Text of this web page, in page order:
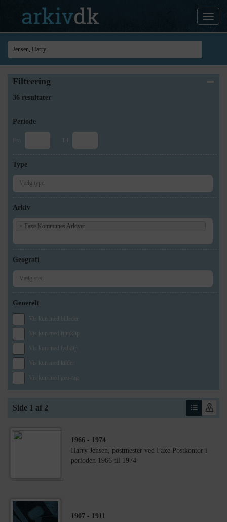
Filtrering
36 resultater
Periode
Fra Til
Type
Arkiv
× Faxe Kommunes Arkiver
Geografi
Generelt
Vis kun med billeder
Vis kun med filmklip
Vis kun med lydklip
Vis kun med kilder
Vis kun med geo-tag
Side 1 af 2
1966 - 1974
Harry Jensen, postmester ved Faxe Postkontor i
perioden 1966 til 1974
1907 - 1911